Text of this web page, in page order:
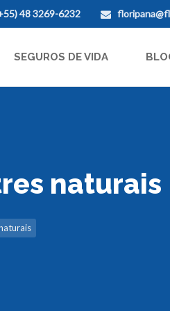
48 3269-6232
SEGUROS DE VIDA
naturais